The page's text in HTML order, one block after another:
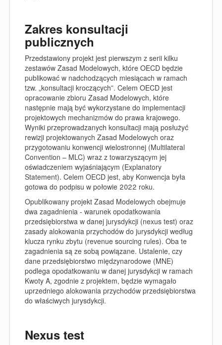
Zakres konsultacji
publicznych
Przedstawiony projekt jest pierwszym z serii kilku
zestawów Zasad Modelowych, które OECD będzie
publikować w nadchodzących miesiącach w ramach
tzw. „konsultacji kroczących”. Celem OECD jest
opracowanie zbioru Zasad Modelowych, które
następnie mają być wykorzystane do implementacji
projektowych mechanizmów do prawa krajowego.
Wyniki przeprowadzanych konsultacji mają posłużyć
rewizji projektowanych Zasad Modelowych oraz
przygotowaniu konwencji wielostronnej (Multilateral
Convention – MLC) wraz z towarzyszącym jej
oświadczeniem wyjaśniającym (Explanatory
Statement). Celem OECD jest, aby Konwencja była
gotowa do podpisu w połowie 2022 roku.
Opublikowany projekt Zasad Modelowych obejmuje
dwa zagadnienia - warunek opodatkowania
przedsiębiorstwa w danej jurysdykcji (nexus test) oraz
zasady alokowania przychodów do jurysdykcji według
klucza rynku zbytu (revenue sourcing rules). Oba te
zagadnienia są ze sobą powiązane. Ustalenie, czy
dane przedsiębiorstwo międzynarodowe (MNE)
podlega opodatkowaniu w danej jurysdykcji w ramach
Kwoty A, zgodnie z projektem, będzie wymagało
uprzedniego alokowania przychodów przedsiębiorstwa
do właściwych jurysdykcji.
Nexus test